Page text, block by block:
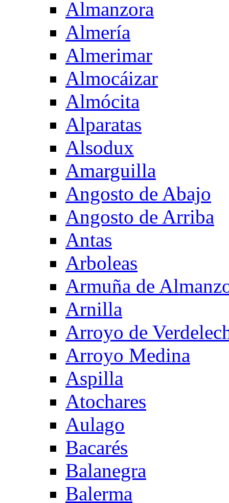
Almanzora
Almería
Almerimar
Almocáizar
Almócita
Alparatas
Alsodux
Amarguilla
Angosto de Abajo
Angosto de Arriba
Antas
Arboleas
Armuña de
Arnilla
Arroyo de
Arroyo Medina
Aspilla
Atochares
Aulago
Bacarés
Balanegra
Balerma